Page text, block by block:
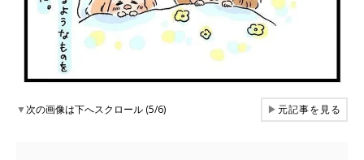
▼次の画像は下へスクロール (5/6) ▶元記事を見る